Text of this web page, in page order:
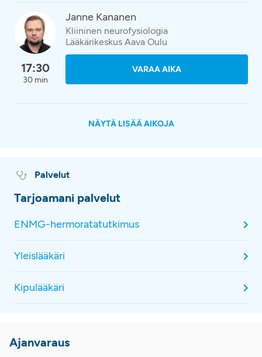
17:30
30 min
Janne Kananen
Kliininen neurofysiologia
Lääkärikeskus Aava Oulu
VARAA AIKA
NÄYTÄ LISÄÄ AIKOJA
Palvelut
Tarjoamani palvelut
ENMG-hermoratatutkimus
Yleislääkäri
Kipulääkäri
Ajanvaraus